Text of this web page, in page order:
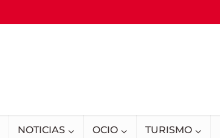
NOTICIAS OCIO TURISMO